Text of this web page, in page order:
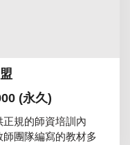
(永久)
規的師資培訓內
團隊編寫的教材多